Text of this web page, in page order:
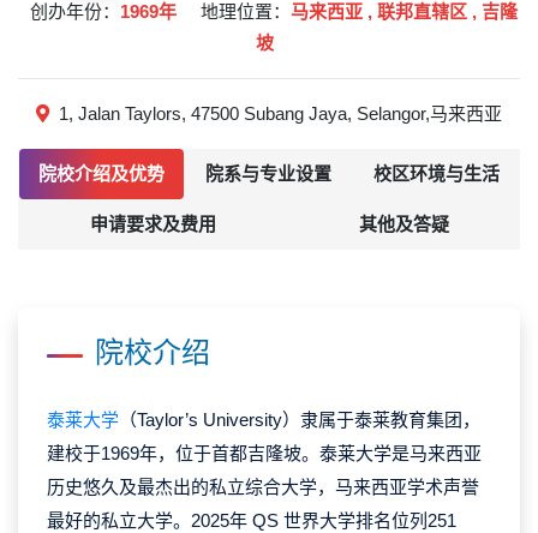
创办年份： 1969年 地理位置： 马来西亚 , 联邦直辖区 , 吉隆
坡
1, Jalan Taylors, 47500 Subang Jaya, Selangor,马来西亚
院校介绍及优势 院系与专业设置 校区环境与生活
申请要求及费用 其他及答疑
院校介绍
泰莱大学 （Taylor’s University）隶属于泰莱教育集团，
建校于1969年，位于首都吉隆坡。泰莱大学是马来西亚
历史悠久及最杰出的私立综合大学，马来西亚学术声誉
最好的私立大学。2025年 QS 世界大学排名位列251